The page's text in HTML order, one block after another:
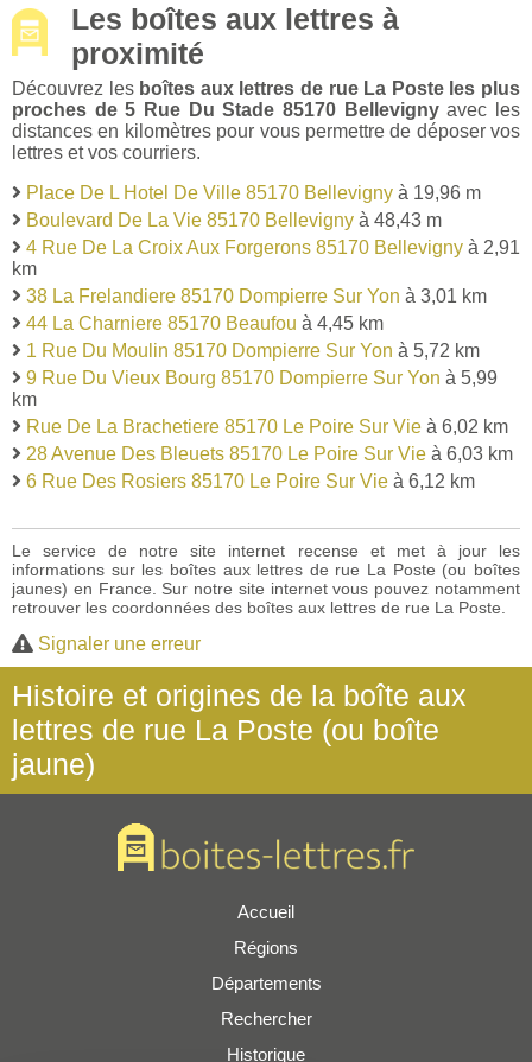
Les boîtes aux lettres à
proximité
Découvrez les boîtes aux lettres de rue La Poste les plus
proches de 5 Rue Du Stade 85170 Bellevignyavec les
distances en kilomètres pour vous permettre de déposer vos
lettres et vos courriers.
Place De L Hotel De Ville 85170 Bellevigny à 19,96 m
Boulevard De La Vie 85170 Bellevigny à 48,43 m
4 Rue De La Croix Aux Forgerons 85170 Bellevigny à 2,91
km
38 La Frelandiere 85170 Dompierre Sur Yon à 3,01 km
44 La Charniere 85170 Beaufou à 4,45 km
1 Rue Du Moulin 85170 Dompierre Sur Yon à 5,72 km
9 Rue Du Vieux Bourg 85170 Dompierre Sur Yon à 5,99
km
Rue De La Brachetiere 85170 Le Poire Sur Vie à 6,02 km
28 Avenue Des Bleuets 85170 Le Poire Sur Vie à 6,03 km
6 Rue Des Rosiers 85170 Le Poire Sur Vie à 6,12 km
Le service de notre site internet recense et met à jour les
informations sur les boîtes aux lettres de rue La Poste (ou boîtes
jaunes) en France. Sur notre site internet vous pouvez notamment
retrouver les coordonnées des boîtes aux lettres de rue La Poste.
Signaler une erreur
Histoire et origines de la boîte aux
lettres de rue La Poste (ou boîte
jaune)
Accueil
Régions
Départements
Rechercher
Historique